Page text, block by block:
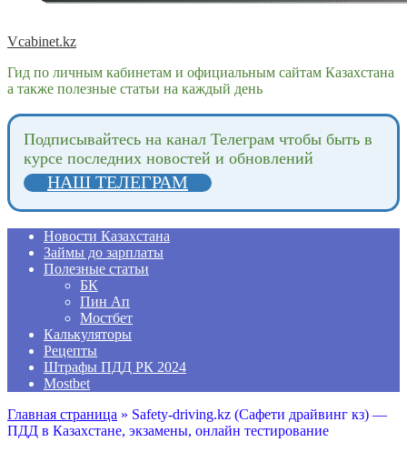
Vcabinet.kz
Гид по личным кабинетам и официальным сайтам Казахстана
а также полезные статьи на каждый день
Подпиcывайтесь на канал Телеграм чтобы быть в
курсе последних новостей и обновлений
НАШ ТЕЛЕГРАМ
Новости Казахстана
Займы до зарплаты
Полезные статьи
БК
Пин Ап
Мостбет
Калькуляторы
Рецепты
Штрафы ПДД РК 2024
Mostbet
Главная страница » Safety-driving.kz (Сафети драйвинг кз) —
ПДД в Казахстане, экзамены, онлайн тестирование